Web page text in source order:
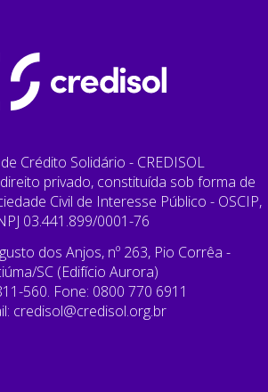
Crédito Solidário - CREDISOL
privado, constituída sob forma de
Civil de Interesse Público - OSCIP,
03.441.899/0001-76
dos Anjos, nº 263, Pio Corrêa -
SC (Edifício Aurora)
560. Fone: 0800 770 6911
credisol@credisol.org.br